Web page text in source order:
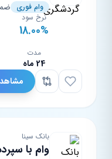
وام فوری
نرخ سود
18.00%
مدت
24 ماه
بانک سینا
وام با